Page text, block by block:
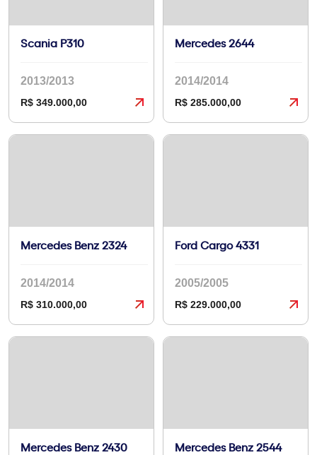
Scania P310
2013/2013
R$ 349.000,00
Mercedes 2644
2014/2014
R$ 285.000,00
Mercedes Benz 2324
2014/2014
R$ 310.000,00
Ford Cargo 4331
2005/2005
R$ 229.000,00
Mercedes Benz 2430 Mercedes Benz 2544